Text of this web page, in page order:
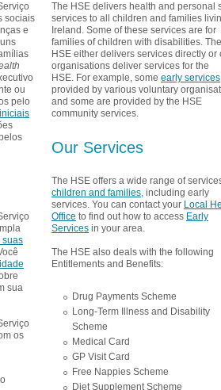
sociais
e
ou
pelo
suas
sua
os
The HSE delivers health and personal
services to all children and families
Ireland. Some of these services are for
families of children with disabilities. The
HSE either delivers services directly or
organisations deliver services for the
HSE. For example, some early services
provided by various voluntary
and some are provided by the HSE
community services.
Our Services
The HSE offers a wide range of
children and families, including early
services. You can contact your Local
Office to find out how to access Early
Servicesin your area.
The HSE also deals with the following
Entitlements and Benefits:
Drug Payments Scheme
Long-Term Illness and Disability
Scheme
Medical Card
GP Visit Card
Free Nappies Scheme
Diet Supplement Scheme